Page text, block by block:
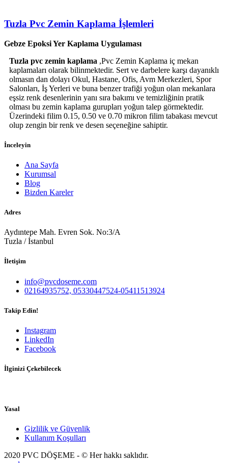
Tuzla Pvc Zemin Kaplama İşlemleri
Gebze Epoksi Yer Kaplama Uygulaması
Tuzla pvc zemin kaplama ,Pvc Zemin Kaplama iç mekan
kaplamaları olarak bilinmektedir. Sert ve darbelere karşı dayanıklı
olmasın dan dolayı Okul, Hastane, Ofis, Avm Merkezleri, Spor
Salonları, İş Yerleri ve buna benzer trafiği yoğun olan mekanlara
eşsiz renk desenlerinin yanı sıra bakımı ve temizliğinin pratik
olması bu zemin kaplama gurupları yoğun talep görmektedir.
Üzerindeki filim 0.15, 0.50 ve 0.70 mikron filim tabakası mevcut
olup zengin bir renk ve desen seçeneğine sahiptir.
İnceleyin
Ana Sayfa
Kurumsal
Blog
Bizden Kareler
Adres
Aydıntepe Mah. Evren Sok. No:3/A
Tuzla / İstanbul
İletişim
info@pvcdoseme.com
02164935752, 05330447524-05411513924
Takip Edin!
Instagram
LinkedIn
Facebook
İlginizi Çekebilecek
Yasal
Gizlilik ve Güvenlik
Kullanım Koşulları
2020 PVC DÖŞEME - © Her hakkı saklıdır.